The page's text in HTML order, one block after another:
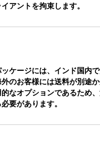
アントを拘束します。
ッケージには、インド国内
のお客様には送料が別途
なオプションであるため
要があります。